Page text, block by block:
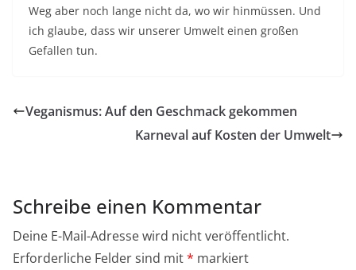
Weg aber noch lange nicht da, wo wir hinmüssen. Und
ich glaube, dass wir unserer Umwelt einen großen
Gefallen tun.
Veganismus: Auf den Geschmack gekommen
Karneval auf Kosten der Umwelt
Schreibe einen Kommentar
Deine E-Mail-Adresse wird nicht veröffentlicht.
Erforderliche Felder sind mit* markiert